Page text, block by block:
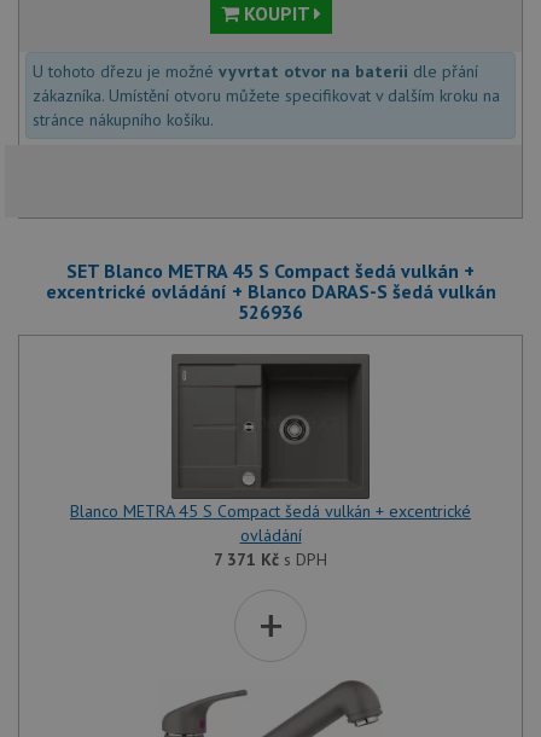
KOUPIT
U tohoto dřezu je možné vyvrtat otvor na baterii dle přání
zákazníka. Umístění otvoru můžete specifikovat v dalším kroku na
stránce nákupního košíku.
SET Blanco METRA 45 S Compact šedá vulkán +
excentrické ovládání + Blanco DARAS-S šedá vulkán
526936
Blanco METRA 45 S Compact šedá vulkán + excentrické
ovládání
7 371 Kč s DPH
+